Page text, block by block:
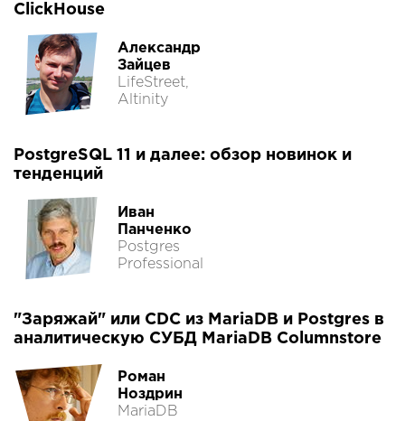
ClickHouse
Александр
Зайцев
LifeStreet,
Altinity
PostgreSQL 11 и далее: обзор новинок и
тенденций
Иван
Панченко
Postgres
Professional
"Заряжай" или CDC из MariaDB и Postgres в
аналитическую СУБД MariaDB Columnstore
Роман
Ноздрин
MariaDB